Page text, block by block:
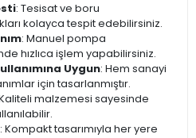
: Tesisat ve boru
kolayca tespit edebilirsiniz.
: Manuel pompa
hızlıca işlem yapabilirsiniz.
Uygun: Hem sanayi
için tasarlanmıştır.
malzemesi sayesinde
: Kompakt tasarımıyla her yere